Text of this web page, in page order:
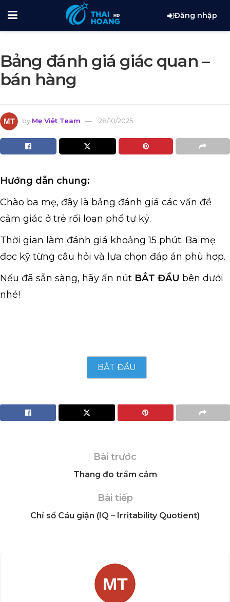
Đăng nhập
Bảng đánh giá giác quan –
bán hàng
by Mẹ Việt Team 28/10/2025
Hướng dẫn chung:
Chào ba mẹ, đây là bảng đánh giá các vấn đề
cảm giác ở trẻ rối loạn phổ tự kỷ.
Thời gian làm đánh giá khoảng 15 phút. Ba mẹ
đọc kỹ từng câu hỏi và lựa chọn đáp án phù hợp.
Nếu đã sẵn sàng, hãy ấn nút BẮT ĐẦU bên dưới
nhé!
BẮT ĐẦU
Bài trước
Thang đo trầm cảm
Bài tiếp
Chỉ số Cáu giận (IQ – Irritability Quotient)